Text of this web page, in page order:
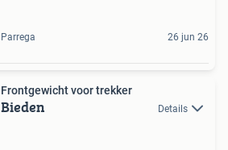
Parrega 26 jun 26
Frontgewicht voor trekker
Bieden Details